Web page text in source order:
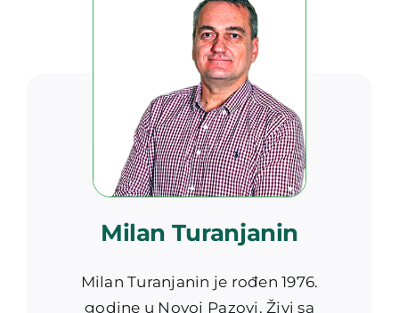
Milan Turanjanin
Milan Turanjanin je rođen 1976.
godine u Novoj Pazovi. Živi sa